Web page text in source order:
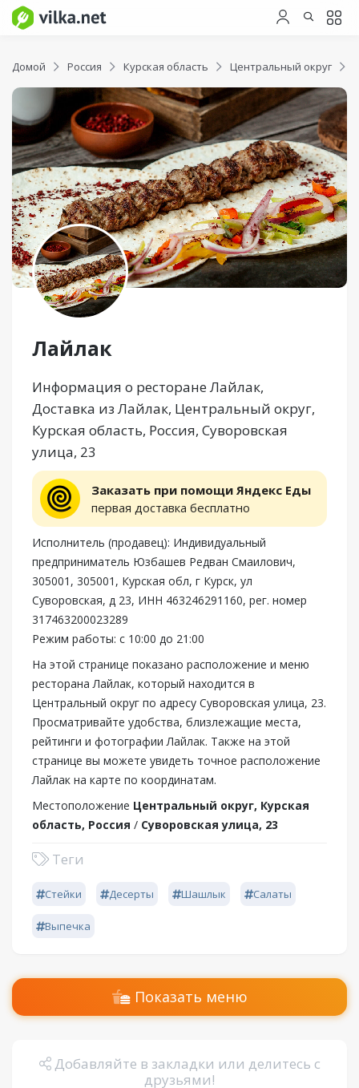
Домой Россия Курская область Центральный округ
Лайлак
Информация о ресторане Лайлак,
Доставка из Лайлак, Центральный округ,
Курская область, Россия, Суворовская
улица, 23
Заказать при помощи Яндекс Еды
первая доставка бесплатно
Исполнитель (продавец): Индивидуальный
предприниматель Юзбашев Редван Смаилович,
305001, 305001, Курская обл, г Курск, ул
Суворовская, д 23, ИНН 463246291160, рег. номер
317463200023289
Режим работы: с 10:00 до 21:00
На этой странице показано расположение и меню
ресторана Лайлак, который находится в
Центральный округ по адресу Суворовская улица, 23.
Просматривайте удобства, близлежащие места,
рейтинги и фотографии Лайлак. Также на этой
странице вы можете увидеть точное расположение
Лайлак на карте по координатам.
Местоположение Центральный округ, Курская
область, Россия / Суворовская улица, 23
Теги
Стейки Десерты Шашлык Салаты
Выпечка
Показать меню
Добавляйте в закладки или делитесь с
друзьями!